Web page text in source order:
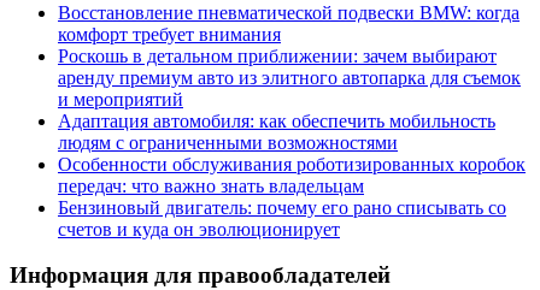
Восстановление пневматической подвески BMW: когда
комфорт требует внимания
Роскошь в детальном приближении: зачем выбирают
аренду премиум авто из элитного автопарка для съемок
и мероприятий
Адаптация автомобиля: как обеспечить мобильность
людям с ограниченными возможностями
Особенности обслуживания роботизированных коробок
передач: что важно знать владельцам
Бензиновый двигатель: почему его рано списывать со
счетов и куда он эволюционирует
Информация для правообладателей